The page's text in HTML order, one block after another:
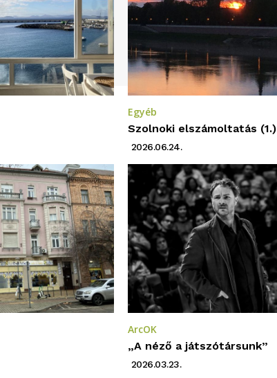
Egyéb
Szolnoki elszámoltatás (1.)
2026.06.24.
ArcOK
„A néző a játszótársunk”
2026.03.23.